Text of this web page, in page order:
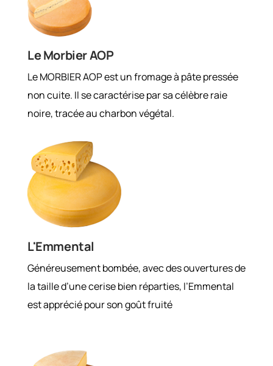
Le Morbier AOP
Le MORBIER AOP est un fromage à pâte pressée
non cuite. Il se caractérise par sa célèbre raie
noire, tracée au charbon végétal.
L'Emmental
Généreusement bombée, avec des ouvertures de
la taille d’une cerise bien réparties, l’Emmental
est apprécié pour son goût fruité